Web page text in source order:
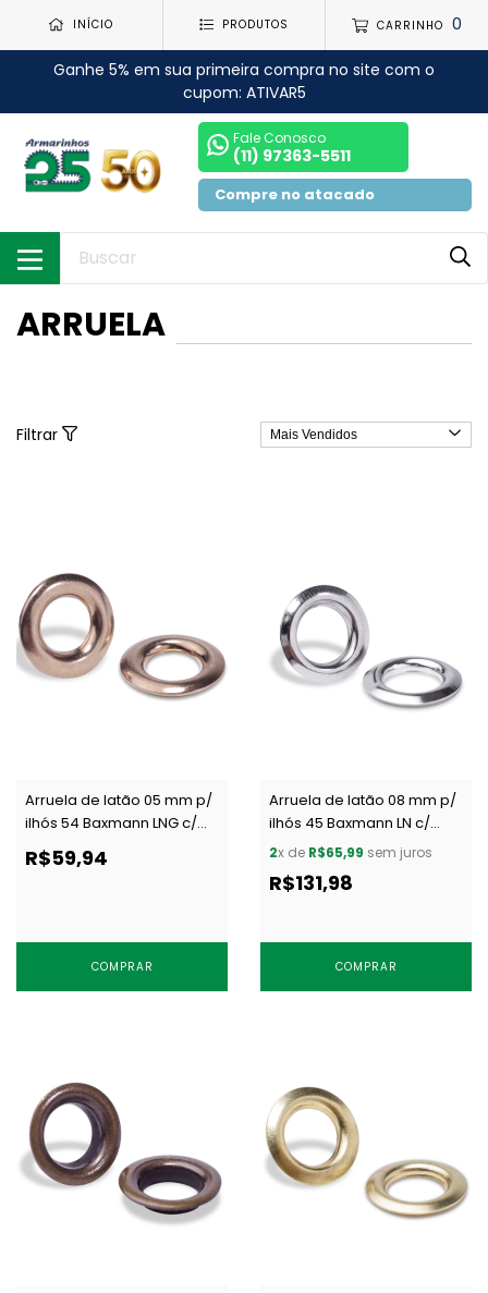
INÍCIO PRODUTOS CARRINHO 0
Ganhe 5% em sua primeira compra no site com o
cupom: ATIVAR5
Fale Conosco
(11) 97363-5511
Compre no atacado
ARRUELA
Filtrar
Arruela de latão 05 mm p/
ilhós 54 Baxmann LNG c/
1000 un
R$59,94
COMPRAR
Arruela de latão 08 mm p/
ilhós 45 Baxmann LN c/
1000 un
2x de R$65,99 sem juros
R$131,98
COMPRAR